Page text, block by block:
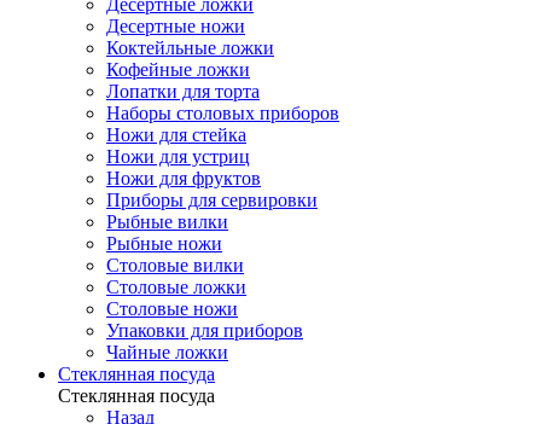
Десертные ножи
Коктейльные ложки
Кофейные ложки
Лопатки для торта
Наборы столовых приборов
Ножи для стейка
Ножи для устриц
Ножи для фруктов
Приборы для сервировки
Рыбные вилки
Рыбные ножи
Столовые вилки
Столовые ложки
Столовые ножи
Упаковки для приборов
Чайные ложки
Стеклянная посуда
Стеклянная посуда
Назад